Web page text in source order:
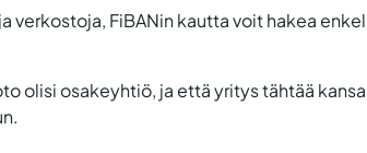
verkostoja, FiBANin kautta voit hakea
olisi osakeyhtiö, ja että yritys tähtää